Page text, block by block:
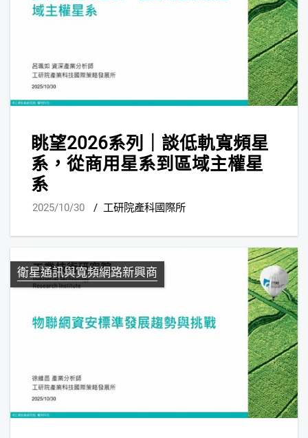
眺望2026系列｜談低軌寬頻星
系，從商用星系到區域主權星
系
2025/10/30 / 工研院產科國際所
衛星通訊與寬頻網路新興商